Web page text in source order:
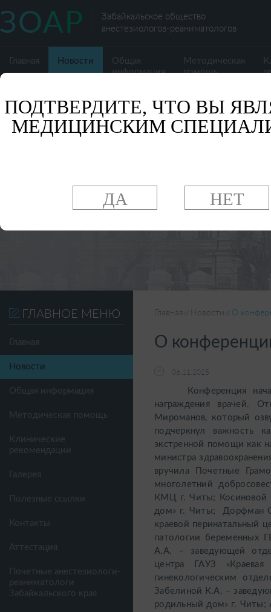
Забайкальское общество
анестезиологов-реаниматологов
Главная Новости
Общая
информация
Методическая
помощь
ГЛАВНОЕ МЕНЮ
Главная
Новости
Общая информация
Методическая помощь
Клинические
рекомендации
Галерея
Полезные ссылки
Контакты
Аттестация
Почетные анестезиологи-
реаниматологи
Забайкальского края
Главная Новости О
О
06.11.2025
Конференция
награждения врачей.
Мироманов, который
подчеркнул важность
экстренной помощи как
министра
вручила Почетные
многолетний
КМЦ г. Читы; Косиновой
дом» г. Читы; Дорфман
краевой перинатальный
патологии беременных
А.А. – заведующей
центра ГАУЗ
гинекологическим
Забелиной К.А. –
родильный дом» г. Читы;
ПОДТВЕРДИТЕ, ЧТО ВЫ
МЕДИЦИНСКИМ
ДА НЕТ